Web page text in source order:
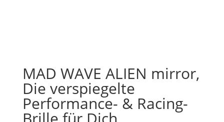
MAD WAVE ALIEN mirror,
Die verspiegelte
Performance- & Racing-